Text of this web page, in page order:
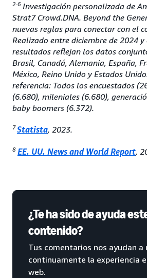
2-6 Investigación personalizada de
Strat7 Crowd.DNA. Beyond the
nuevas reglas para conectar con el
Realizado entre diciembre de 2024 y
resultados reflejan los datos
Brasil, Canadá, Alemania, España,
México, Reino Unido y Estados
referencia: Todos los encuestados
(6.680), mileniales (6.680),
baby boomers (6.372).
7Statista, 2023.
8 EE. UU. News and World Report,
¿Te ha sido de ayuda
contenido?
Tus comentarios nos ayudan a
continuamente la experiencia
web.